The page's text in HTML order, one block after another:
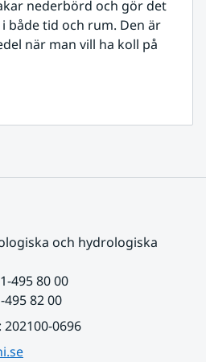
nederbörd och gör det
både tid och rum. Den är
när man vill ha koll på
och hydrologiska
495 80 00
82 00
0696